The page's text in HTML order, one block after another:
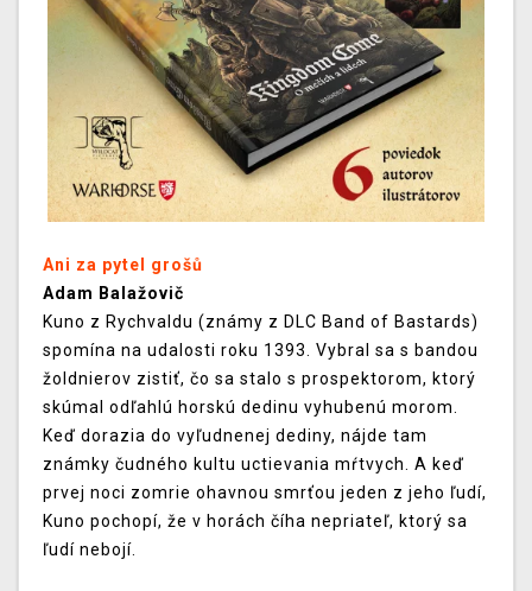
Ani za pytel grošů
Adam Balažovič
Kuno z Rychvaldu (známy z DLC Band of Bastards)
spomína na udalosti roku 1393. Vybral sa s bandou
žoldnierov zistiť, čo sa stalo s prospektorom, ktorý
skúmal odľahlú horskú dedinu vyhubenú morom.
Keď dorazia do vyľudnenej dediny, nájde tam
známky čudného kultu uctievania mŕtvych. A keď
prvej noci zomrie ohavnou smrťou jeden z jeho ľudí,
Kuno pochopí, že v horách číha nepriateľ, ktorý sa
ľudí nebojí.